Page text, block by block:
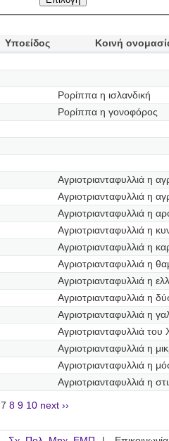
Υποείδος Κοινή
Ρορίππα η ισλανδική
Ρορίππα η γονοφόρος
Αγριοτριανταφυλλιά η
Αγριοτριανταφυλλιά η
Αγριοτριανταφυλλιά η
Αγριοτριανταφυλλιά η
Αγριοτριανταφυλλιά η
Αγριοτριανταφυλλιά η
Αγριοτριανταφυλλιά η
Αγριοτριανταφυλλιά η
Αγριοτριανταφυλλιά η
Αγριοτριανταφυλλιά του
Αγριοτριανταφυλλιά η
Αγριοτριανταφυλλιά η
Αγριοτριανταφυλλιά η
7 8 9 10 next ››